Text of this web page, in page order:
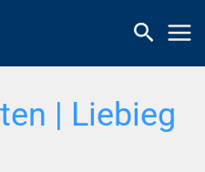
| Liebieg